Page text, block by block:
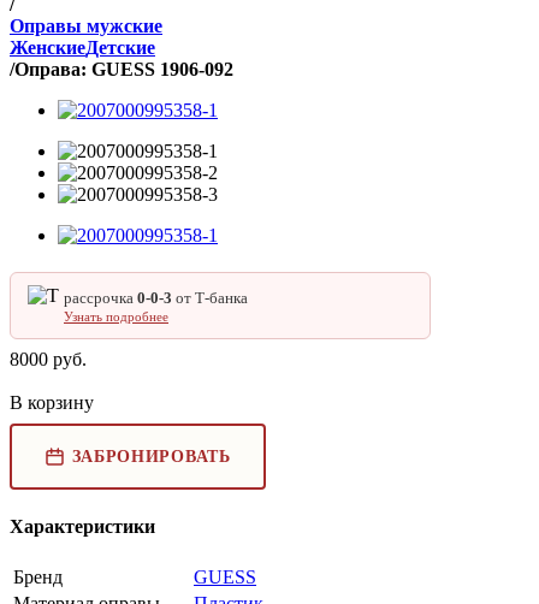
/
Оправы мужские
ЖенскиеДетские
/Оправа: GUESS 1906-092
рассрочка 0‑0‑3 от Т‑банка
Узнать подробнее
8000 руб.
В корзину
ЗАБРОНИРОВАТЬ
Характеристики
Бренд
GUESS